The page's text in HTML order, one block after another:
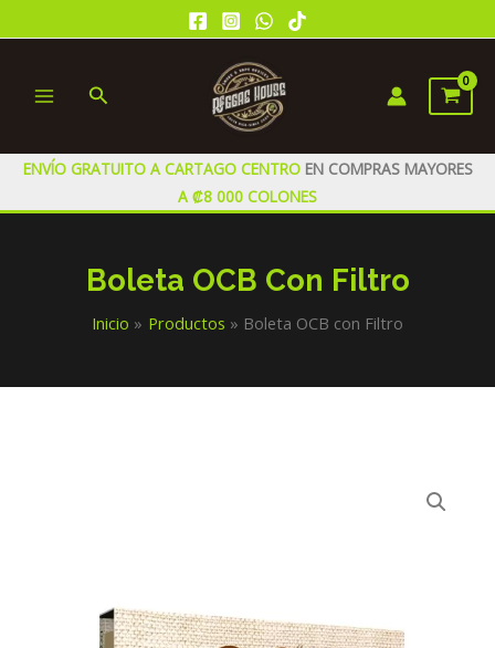
al
MENU
Buscar
ENVÍO GRATUITO A CARTAGO CENTRO EN COMPRAS MAYORES
A ₡8 000 COLONES
Boleta OCB Con Filtro
Inicio Productos Boleta OCB con Filtro